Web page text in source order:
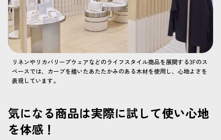
リネンやリカバリープウェアなどのライフスタイル商品を展開する3Fのス
ペースでは、カーブを描いたあたたかみのある木材を使用し、心地よさを
表現しています。
気になる商品は実際に試して使い心地
を体感！